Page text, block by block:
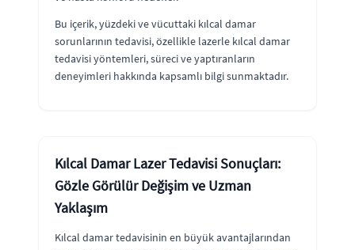
Bu içerik, yüzdeki ve vücuttaki kılcal damar
sorunlarının tedavisi, özellikle lazerle kılcal damar
tedavisi yöntemleri, süreci ve yaptıranların
deneyimleri hakkında kapsamlı bilgi sunmaktadır.
Kılcal Damar Lazer Tedavisi Sonuçları:
Gözle Görülür Değişim ve Uzman
Yaklaşım
Kılcal damar tedavisinin en büyük avantajlarından